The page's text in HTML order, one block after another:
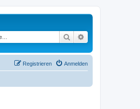
Suche
Anmelden
Registrieren